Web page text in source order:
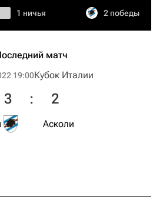
1 ничья 2 победы
матч
19:00Кубок Италии
3 : 2
Асколи